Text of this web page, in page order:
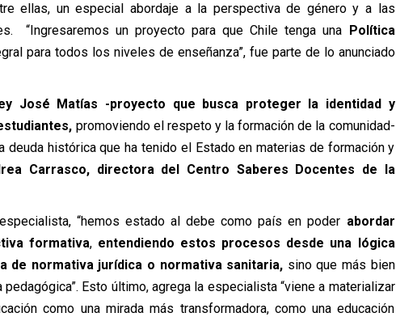
ellas, un especial abordaje a la perspectiva de género y a las
“Ingresaremos un proyecto para que Chile tenga una Política
para todos los niveles de enseñanza”, fue parte de lo anunciado
José Matías -proyecto que busca proteger la identidad y
promoviendo el respeto y la formación de la comunidad-
deuda histórica que ha tenido el Estado en materias de formación y
Carrasco, directora del Centro Saberes Docentes de la
“hemos estado al debe como país en poder abordar
formativa, entendiendo estos procesos desde una lógica
de normativa jurídica o normativa sanitaria, sino que más bien
Esto último, agrega la especialista “viene a materializar
como una mirada más transformadora, como una educación